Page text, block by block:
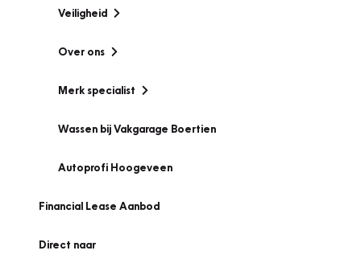
Veiligheid
Over ons
Merk specialist
Wassen bij Vakgarage Boertien
Autoprofi Hoogeveen
Financial Lease Aanbod
Direct naar